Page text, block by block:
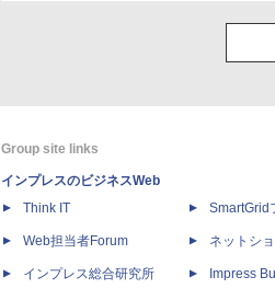
Group site links
インプレスのビジネスWeb
Think IT
Web担当者Forum
インプレス総合研究所
SmartGrid
ネットシ
Impress